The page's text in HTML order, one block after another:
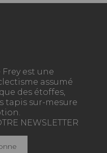
Frey est une
assumé
des étoffes,
tapis sur-mesure
NEWSLETTER